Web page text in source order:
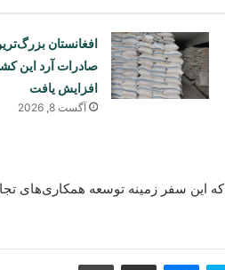
افغانستان
افزایش یافت
آگست 8, 2026
این سفر زمینه توسعه همکاری‌های
Skype
Messenger
Share via Email
Print